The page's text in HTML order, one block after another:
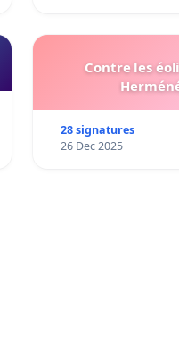
Contre les
28 signatures
26 Dec 2025